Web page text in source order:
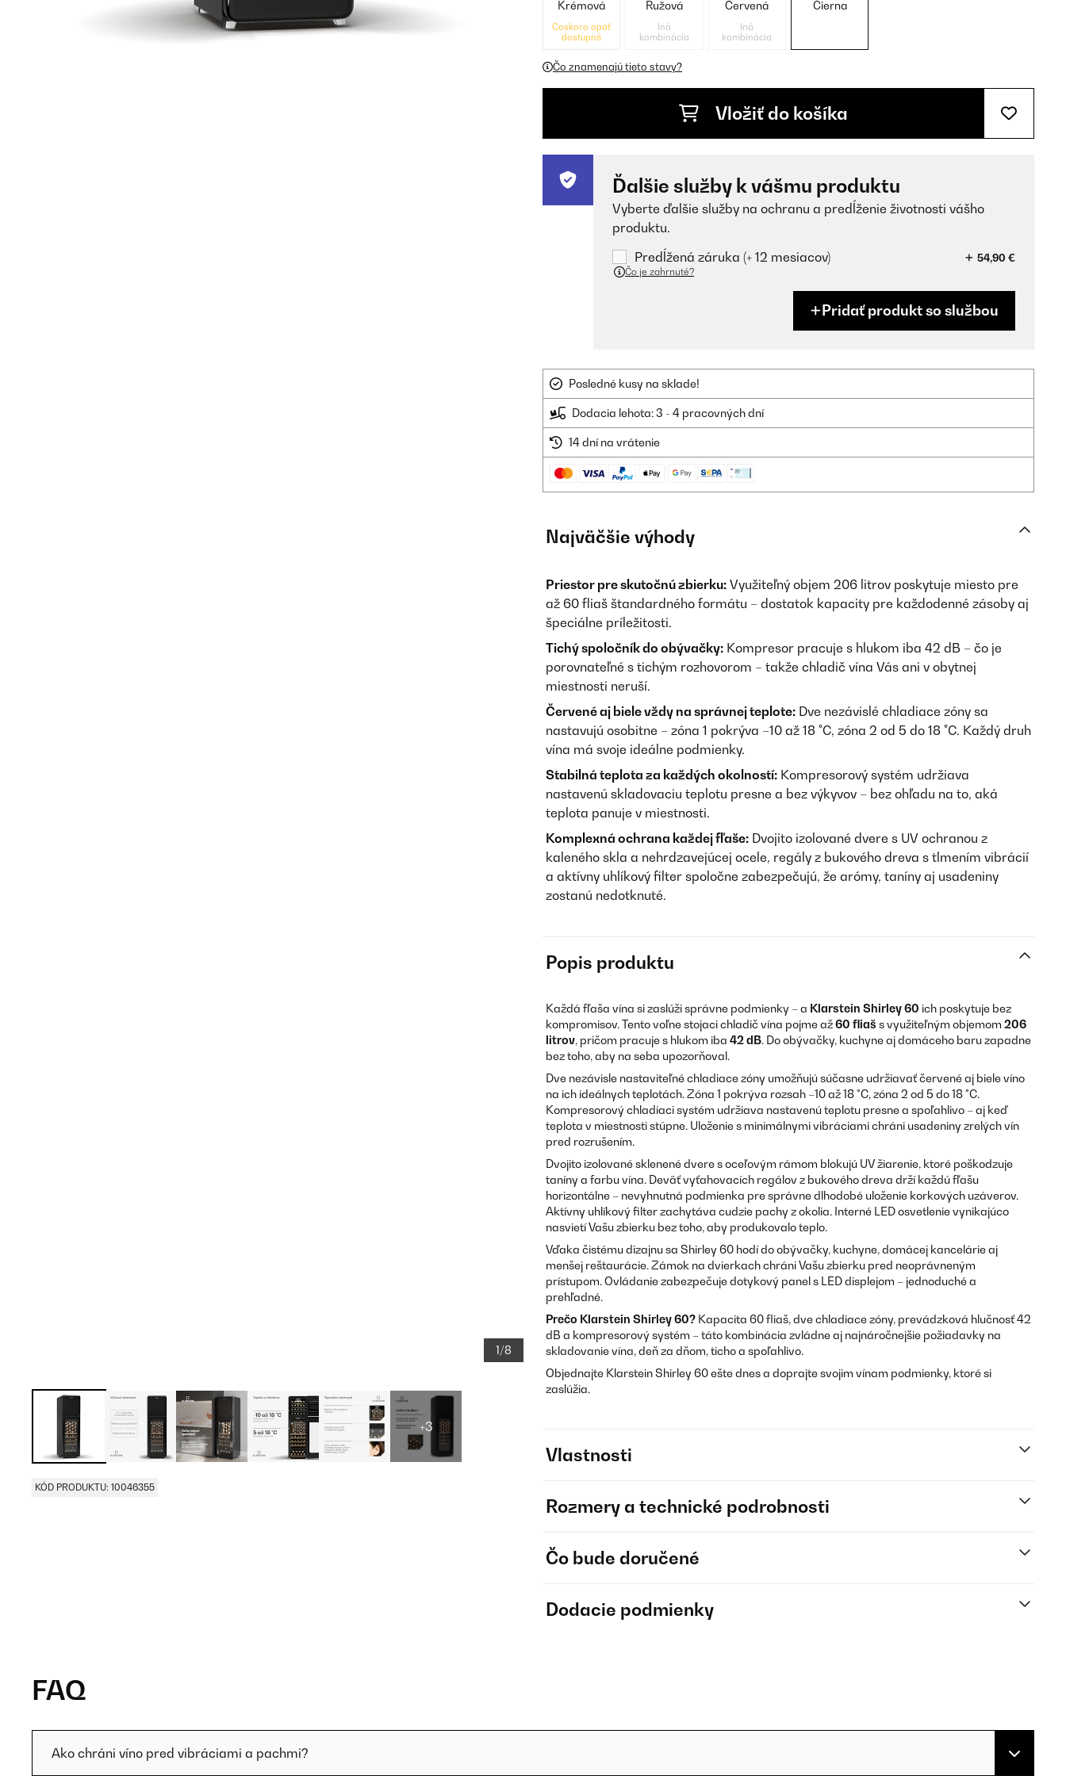
1/8
+3
KÓD PRODUKTU: 10046355
Krémová
Čoskoro opäť
dostupné
Ružová
Iná
kombinácia
Červená
Iná
kombinácia
Čierna
Čo znamenajú tieto stavy?
Vložiť do košíka
Ďalšie služby k vášmu produktu
Vyberte ďalšie služby na ochranu a predĺženie životnosti vášho
produktu.
Predĺžená záruka (+ 12 mesiacov)
54,90 €
Čo je zahrnuté?
Pridať produkt so službou
Posledné kusy na sklade!
Dodacia lehota: 3 - 4 pracovných dní
14 dní na vrátenie
Najväčšie výhody
Priestor pre skutočnú zbierku: Využiteľný objem 206 litrov poskytuje miesto pre
až 60 fliaš štandardného formátu – dostatok kapacity pre každodenné zásoby aj
špeciálne príležitosti.
Tichý spoločník do obývačky: Kompresor pracuje s hlukom iba 42 dB – čo je
porovnateľné s tichým rozhovorom – takže chladič vína Vás ani v obytnej
miestnosti neruší.
Červené aj biele vždy na správnej teplote: Dve nezávislé chladiace zóny sa
nastavujú osobitne – zóna 1 pokrýva –10 až 18 °C, zóna 2 od 5 do 18 °C. Každý druh
vína má svoje ideálne podmienky.
Stabilná teplota za každých okolností: Kompresorový systém udržiava
nastavenú skladovaciu teplotu presne a bez výkyvov – bez ohľadu na to, aká
teplota panuje v miestnosti.
Komplexná ochrana každej fľaše: Dvojito izolované dvere s UV ochranou z
kaleného skla a nehrdzavejúcej ocele, regály z bukového dreva s tlmením vibrácií
a aktívny uhlíkový filter spoločne zabezpečujú, že arómy, taníny aj usadeniny
zostanú nedotknuté.
Popis produktu
Každá fľaša vína si zaslúži správne podmienky – a Klarstein Shirley 60 ich poskytuje bez
kompromisov. Tento voľne stojaci chladič vína pojme až60 fliaš s využiteľným objemom 206
litrov, pričom pracuje s hlukom iba 42 dB. Do obývačky, kuchyne aj domáceho baru zapadne
bez toho, aby na seba upozorňoval.
Dve nezávisle nastaviteľné chladiace zóny umožňujú súčasne udržiavať červené aj biele víno
na ich ideálnych teplotách. Zóna 1 pokrýva rozsah –10 až 18 °C, zóna 2 od 5 do 18 °C.
Kompresorový chladiaci systém udržiava nastavenú teplotu presne a spoľahlivo – aj keď
teplota v miestnosti stúpne. Uloženie s minimálnymi vibráciami chráni usadeniny zrelých vín
pred rozrušením.
Dvojito izolované sklenené dvere s oceľovým rámom blokujú UV žiarenie, ktoré poškodzuje
taníny a farbu vína. Deväť vyťahovacích regálov z bukového dreva drží každú fľašu
horizontálne – nevyhnutná podmienka pre správne dlhodobé uloženie korkových uzáverov.
Aktívny uhlíkový filter zachytáva cudzie pachy z okolia. Interné LED osvetlenie vynikajúco
nasvietí Vašu zbierku bez toho, aby produkovalo teplo.
Vďaka čistému dizajnu sa Shirley 60 hodí do obývačky, kuchyne, domácej kancelárie aj
menšej reštaurácie. Zámok na dvierkach chráni Vašu zbierku pred neoprávneným
prístupom. Ovládanie zabezpečuje dotykový panel s LED displejom – jednoduché a
prehľadné.
Prečo Klarstein Shirley 60? Kapacita 60 fliaš, dve chladiace zóny, prevádzková hlučnosť 42
dB a kompresorový systém – táto kombinácia zvládne aj najnáročnejšie požiadavky na
skladovanie vína, deň za dňom, ticho a spoľahlivo.
Objednajte Klarstein Shirley 60 ešte dnes a doprajte svojim vínam podmienky, ktoré si
zaslúžia.
Vlastnosti
Rozmery a technické podrobnosti
Čo bude doručené
Dodacie podmienky
FAQ
Ako chráni víno pred vibráciami a pachmi?